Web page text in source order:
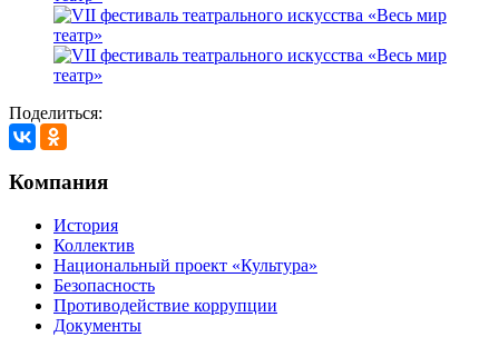
Поделиться:
Компания
История
Коллектив
Национальный проект «Культура»
Безопасность
Противодействие коррупции
Документы